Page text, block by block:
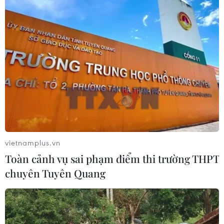
06/08/2026 09:44
Các trường đại học sẽ xét tuyển thí
sinh Trường THTP chuyên Tuyên
Quang không vi phạm quy chế
06/08/2026 09:44
Thi công trở lại dự án sửa chữa Quốc
lộ 30 sau phản ánh của TTXVN
06/08/2026 09:42
Hà Nội tăng tốc thi công
đường Vành đai 1 đoạn Hoàng Cầu-
Voi Phục
vietnamplus.vn
Toàn cảnh vụ sai phạm điểm thi trường THPT
chuyên Tuyên Quang